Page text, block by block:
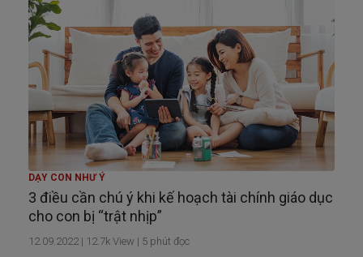
DẠY CON NHƯ Ý
3 điều cần chú ý khi kế hoạch tài chính giáo dục
cho con bị “trật nhịp”
12.09.2022 | 12.7k View | 5 phút đọc